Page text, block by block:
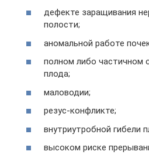
дефекте заращивания
полости;
аномальной работе
полном либо частичном
плода;
маловодии;
резус-конфликте;
внутриутробной гибели
высоком риске